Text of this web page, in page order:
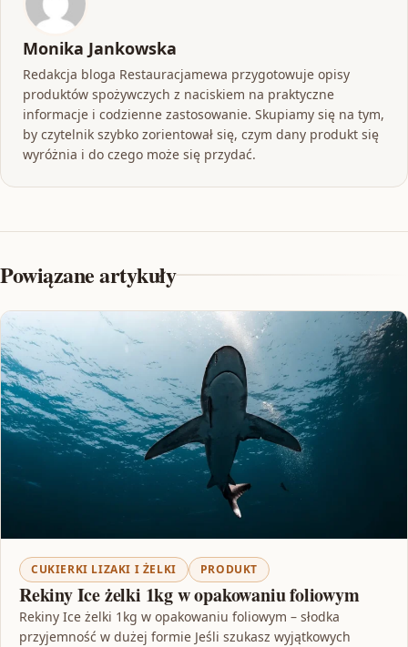
Monika Jankowska
Redakcja bloga Restauracjamewa przygotowuje opisy
produktów spożywczych z naciskiem na praktyczne
informacje i codzienne zastosowanie. Skupiamy się na tym,
by czytelnik szybko zorientował się, czym dany produkt się
wyróżnia i do czego może się przydać.
Powiązane artykuły
CUKIERKI LIZAKI I ŻELKI PRODUKT
Rekiny Ice żelki 1kg w opakowaniu foliowym
Rekiny Ice żelki 1kg w opakowaniu foliowym – słodka
przyjemność w dużej formie Jeśli szukasz wyjątkowych